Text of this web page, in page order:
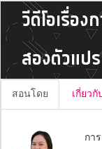
วีดีโอเรื่อง
สองตัวแปร
สอนโดย เกี่ยวกั
กา